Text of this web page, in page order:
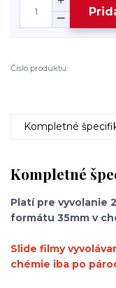
Číslo produktu:
Kompletné
Kompletné
Platí pre vyvolanie
formátu 35mm v
Slide filmy
chémie iba po